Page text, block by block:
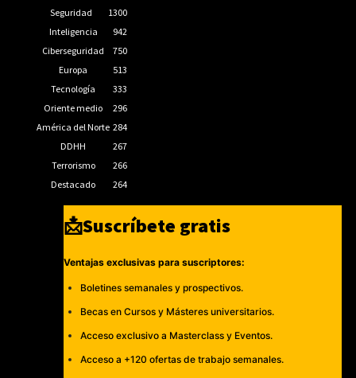
Seguridad
1300
Inteligencia
942
Ciberseguridad
750
Europa
513
Tecnología
333
Oriente medio
296
América del Norte 284
DDHH
267
Terrorismo
266
Destacado
264
📩Suscríbete gratis
Ventajas exclusivas para suscriptores:
Boletines semanales y prospectivos.
Becas en Cursos y Másteres universitarios.
Acceso exclusivo a Masterclass y Eventos.
Acceso a +120 ofertas de trabajo semanales.